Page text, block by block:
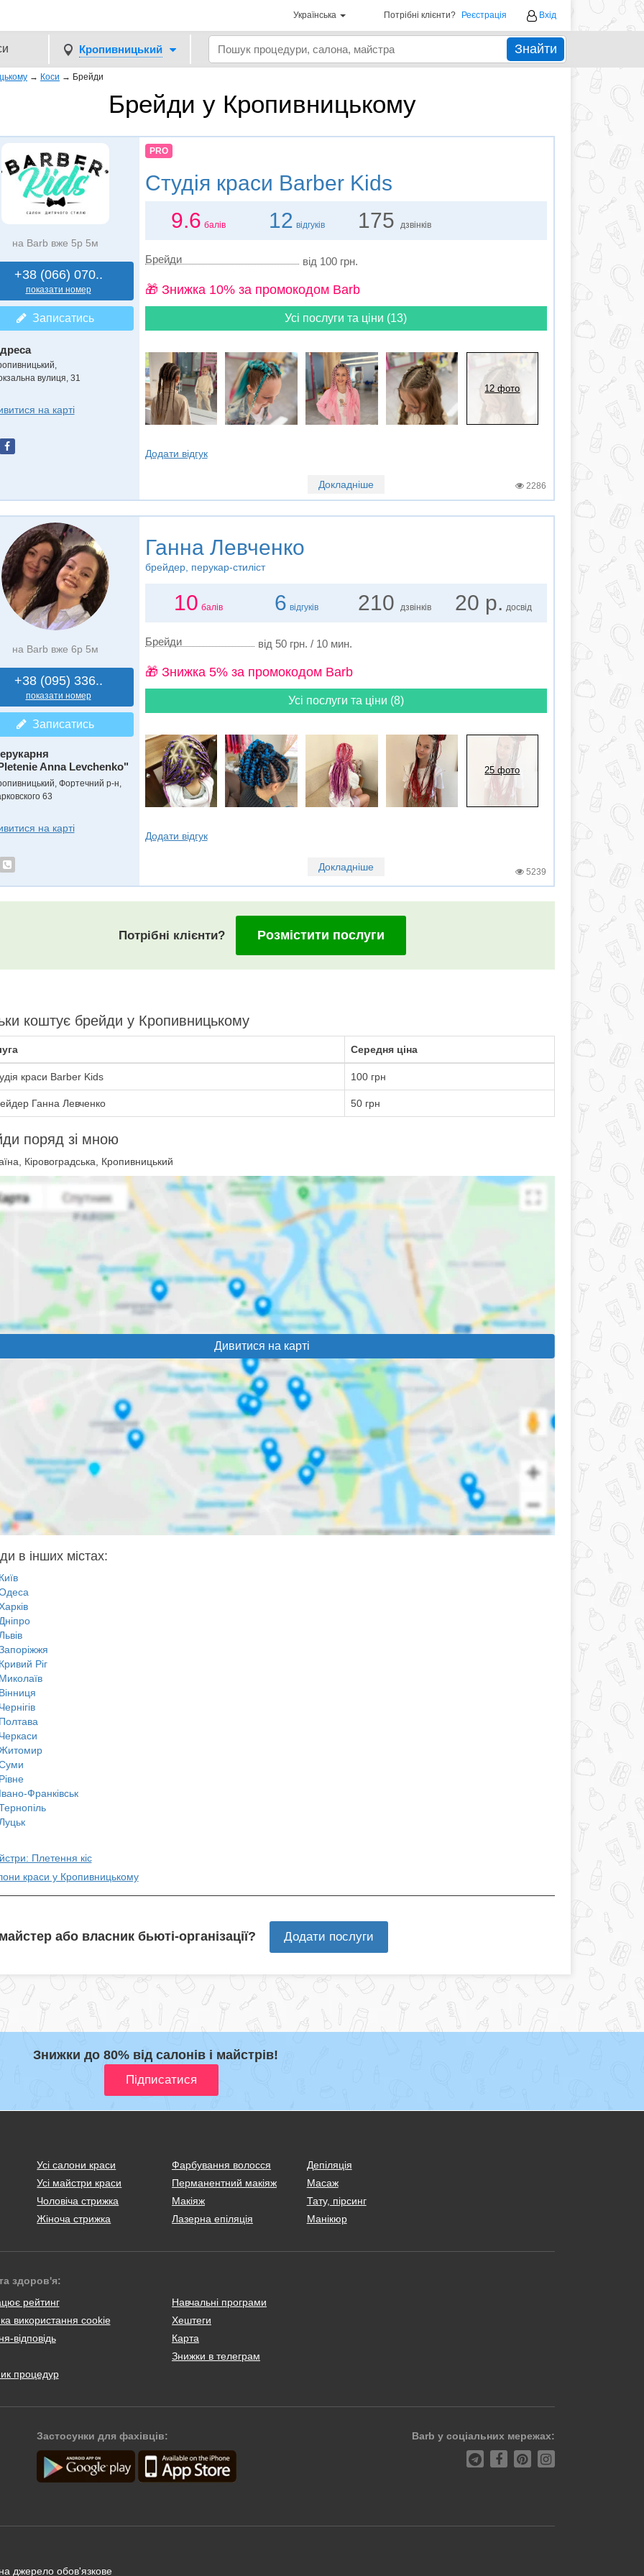
Українська Потрібні клієнти? Реєстрація Вхід
Кропивницький Знайти
→ Коси → Брейди
Брейди у Кропивницькому
на Barb вже 5р 5м
+38 (066) 070..
показати номер
Записатись
вулиця, 31
на карті
PRO
Студія краси Barber Kids
9.6 балів 12 відгуків 175 дзвінків
Брейди від 100 грн.
🎁 Знижка 10% за промокодом Barb
Усі послуги та ціни (13)
12 фото
Додати відгук
Докладніше 2286
на Barb вже 6р 5м
+38 (095) 336..
показати номер
Записатись
Anna Levchenko"
Фортечний р-н,
63
на карті
Ганна Левченко
брейдер, перукар-стиліст
10 балів 6 відгуків 210 дзвінків 20 р. досвід
Брейди від 50 грн. / 10 мин.
🎁 Знижка 5% за промокодом Barb
Усі послуги та ціни (8)
25 фото
Додати відгук
Докладніше 5239
Потрібні клієнти? Розмістити послуги
коштує брейди у Кропивницькому
Середня ціна
краси Barber Kids 100 грн
Ганна Левченко 50 грн
поряд зі мною
Кіровоградська, Кропивницький
Дивитися на карті
в інших містах:
Ріг
Франківськ
Плетення кіс
краси у Кропивницькому
або власник бьюті-організації? Додати послуги
Знижки до 80% від салонів і майстрів!
Усі салони краси
Усі майстри краси
Чоловіча стрижка
Жіноча стрижка
Фарбування волосся
Перманентний макіяж
Макіяж
Лазерна епіляція
Депіляція
Масаж
Тату, пірсинг
Манікюр
здоров'я:
рейтинг
використання cookie
відповідь
процедур
Навчальні програми
Хештеги
Карта
Знижки в телеграм
Застосунки для фахівців: Barb у соціальних мережах:
джерело обов'язкове